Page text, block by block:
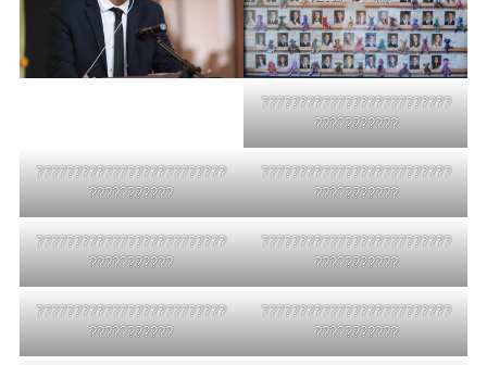
?????????????????????????
???????????
?????????????????????????
???????????
?????????????????????????
???????????
?????????????????????????
???????????
?????????????????????????
???????????
?????????????????????????
???????????
?????????????????????????
???????????